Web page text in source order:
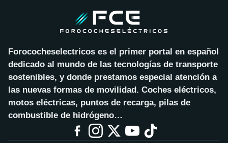
Forococheselectricos es el primer portal en español
dedicado al mundo de las tecnologías de transporte
sostenibles, y donde prestamos especial atención a
las nuevas formas de movilidad. Coches eléctricos,
motos eléctricas, puntos de recarga, pilas de
combustible de hidrógeno…